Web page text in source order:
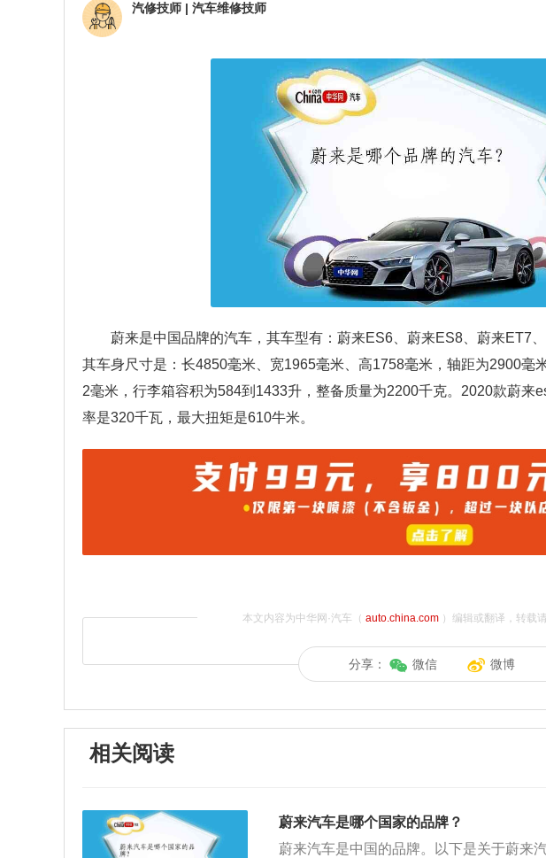
汽修技师 | 汽车维修技师
蔚来是中国品牌的汽车，其车型有：蔚来ES6、蔚来ES8、蔚来ET7
其车身尺寸是：长4850毫米、宽1965毫米、高1758毫米，轴距为2900毫
2毫米，行李箱容积为584到1433升，整备质量为2200千克。2020款蔚来
率是320千瓦，最大扭矩是610牛米。
本文内容为中华网·汽车（ auto.china.com）编辑或翻译，转载
分享： 微信 微博
相关阅读
蔚来汽车是哪个国家的品牌？
蔚来汽车是中国的品牌。以下是关于蔚来